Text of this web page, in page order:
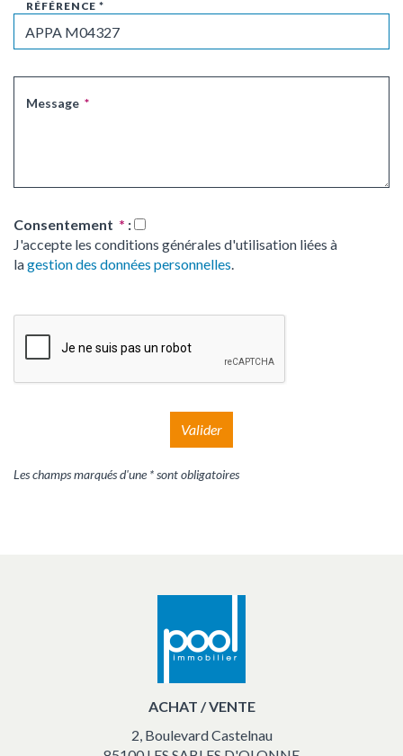
Référence*
*
* :
J'accepte les conditions générales d'utilisation liées à
lagestion des données personnelles.
Valider
Les champs marqués d'une * sont obligatoires
ACHAT / VENTE
2, Boulevard Castelnau